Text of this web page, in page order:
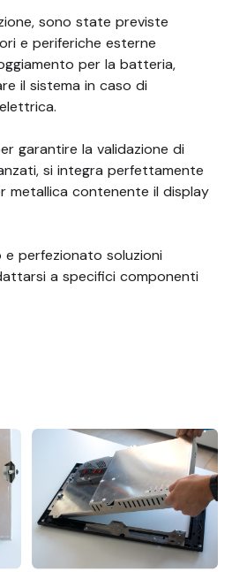
sono state previste
e periferiche esterne
per la batteria,
il sistema in caso di
garantire la validazione di
si integra perfettamente
metallica contenente il display
perfezionato soluzioni
a specifici componenti